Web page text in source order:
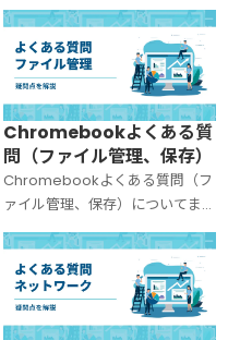
Chromebookよくある質
問（ファイル管理、保存）
Chromebookよくある質問（フ
ァイル管理、保存）についてま
とめました。